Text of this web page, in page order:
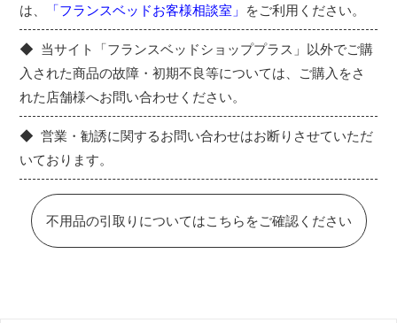
は、
「フランスベッドお客様相談室」 をご利用ください。
当サイト「フランスベッドショッププラス」以外でご購
入された商品の故障・初期不良等については、ご購入をさ
れた店舗様へお問い合わせください。
営業・勧誘に関するお問い合わせはお断りさせていただ
いております。
不用品の引取りについてはこちらをご確認ください